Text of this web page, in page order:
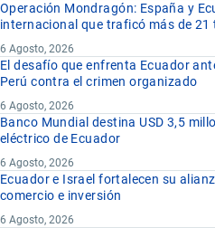
Operación Mondragón: España y
internacional que traficó más de 21
6 Agosto, 2026
El desafío que enfrenta Ecuador
Perú contra el crimen organizado
6 Agosto, 2026
Banco Mundial destina USD 3,5
eléctrico de Ecuador
6 Agosto, 2026
Ecuador e Israel fortalecen su
comercio e inversión
6 Agosto, 2026